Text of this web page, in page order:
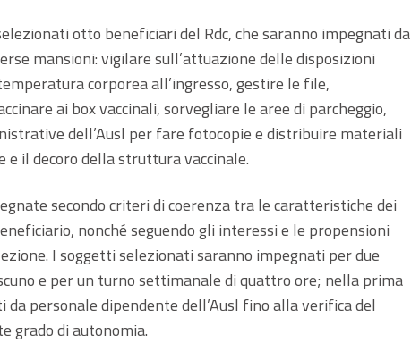
otto beneficiari del Rdc, che saranno impegnati da
mansioni: vigilare sull’attuazione delle disposizioni
corporea all’ingresso, gestire le file,
ai box vaccinali, sorvegliare le aree di parcheggio,
dell’Ausl per fare fotocopie e distribuire materiali
il decoro della struttura vaccinale.
secondo criteri di coerenza tra le caratteristiche dei
nonché seguendo gli interessi e le propensioni
I soggetti selezionati saranno impegnati per due
e per un turno settimanale di quattro ore; nella prima
personale dipendente dell’Ausl fino alla verifica del
grado di autonomia.